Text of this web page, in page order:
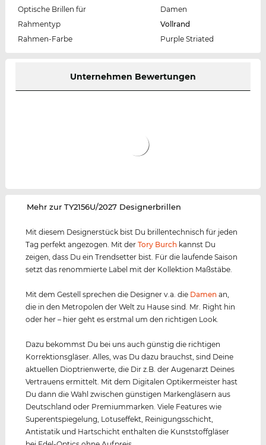
Optische Brillen für
Damen
Rahmentyp
Vollrand
Rahmen-Farbe
Purple Striated
Unternehmen Bewertungen
‌Mehr zur TY2156U/2027 Designerbrillen
Mit diesem Designerstück bist Du brillentechnisch für jeden
Tag perfekt angezogen. Mit derTory Burch kannst Du
zeigen, dass Du ein Trendsetter bist. Für die laufende Saison
setzt das renommierte Label mit der Kollektion Maßstäbe.
Mit dem Gestell sprechen die Designer v.a. die Damen an,
die in den Metropolen der Welt zu Hause sind. Mr. Right hin
oder her – hier geht es erstmal um den richtigen Look.
Dazu bekommst Du bei uns auch günstig die richtigen
Korrektionsgläser. Alles, was Du dazu brauchst, sind Deine
aktuellen Dioptrienwerte, die Dir z.B. der Augenarzt Deines
Vertrauens ermittelt. Mit dem Digitalen Optikermeister hast
Du dann die Wahl zwischen günstigen Markengläsern aus
Deutschland oder Premiummarken. Viele Features wie
Superentspiegelung, Lotuseffekt, Reinigungsschicht,
Antistatik und Hartschicht enthalten die Kunststoffgläser